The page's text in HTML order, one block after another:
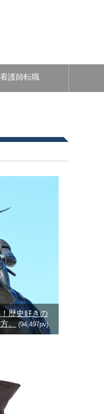
看護師転職
歴史好きの
。
(94,497pv)